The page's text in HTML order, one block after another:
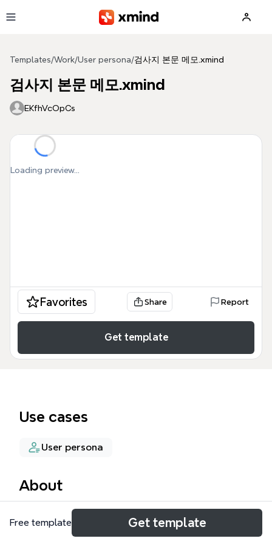
Templates/Work/User persona/검사지 본문 메모.xmind
검사지 본문 메모.xmind
EKfhVcOpCs
Loading preview...
Favorites Share Report
Get template
Use cases
User persona
About
성격 유형 검사지 본문 메모 템플릿은 에니어그램 9가
지 성격 유형(1유형부터 9유형까지)을 체계적으로 정리
Free template Get template